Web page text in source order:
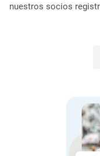
nuestros socios